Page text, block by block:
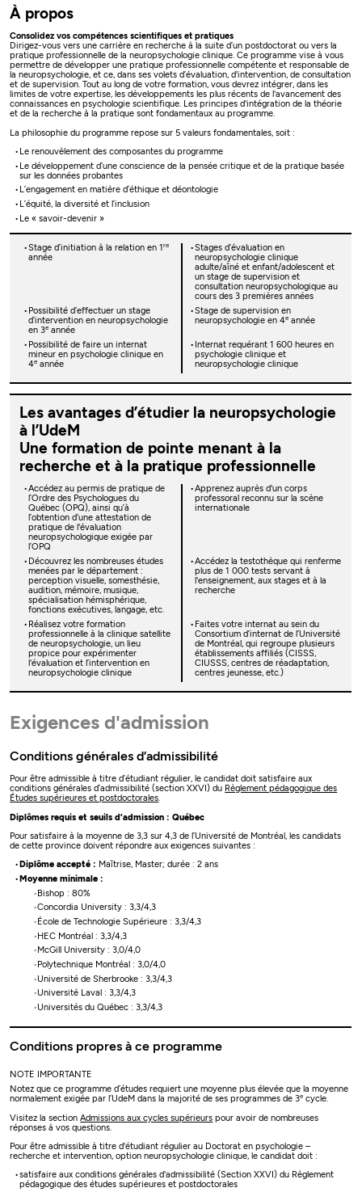
À propos
Consolidez vos compétences scientifiques et pratiques
Dirigez-vous vers une carrière en recherche à la suite d’un postdoctorat ou vers la
pratique professionnelle de la neuropsychologie clinique. Ce programme vise à vous
permettre de développer une pratique professionnelle compétente et responsable de
la neuropsychologie, et ce, dans ses volets d’évaluation, d'intervention, de consultation
et de supervision. Tout au long de votre formation, vous devrez intégrer, dans les
limites de votre expertise, les développements les plus récents de l'avancement des
connaissances en psychologie scientifique. Les principes d'intégration de la théorie
et de la recherche à la pratique sont fondamentaux au programme.
La philosophie du programme repose sur 5 valeurs fondamentales, soit :
Le renouvèlement des composantes du programme
Le développement d’une conscience de la pensée critique et de la pratique basée
sur les données probantes
L’engagement en matière d’éthique et déontologie
L’équité, la diversité et l’inclusion
Le « savoir-devenir »
Stage d’initiation à la relation en 1 re
année
Stages d’évaluation en
neuropsychologie clinique
adulte/aîné et enfant/adolescent et
un stage de supervision et
consultation neuropsychologique au
cours des 3 premières années
Possibilité d’effectuer un stage
d’intervention en neuropsychologie
en 3eannée
Stage de supervision en
neuropsychologie en 4eannée
Possibilité de faire un internat
mineur en psychologie clinique en
4eannée
Internat requérant 1 600 heures en
psychologie clinique et
neuropsychologie clinique
Les avantages d’étudier la neuropsychologie
à l’UdeM
Une formation de pointe menant à la
recherche et à la pratique professionnelle
Accédez au permis de pratique de
l’Ordre des Psychologues du
Québec (OPQ), ainsi qu’à
l’obtention d’une attestation de
pratique de l'évaluation
neuropsychologique exigée par
l’OPQ
Apprenez auprès d'un corps
professoral reconnu sur la scène
internationale
Découvrez les nombreuses études
menées par le département :
perception visuelle, somesthésie,
audition, mémoire, musique,
spécialisation hémisphérique,
fonctions exécutives, langage, etc.
Accédez la testothèque qui renferme
plus de 1 000 tests servant à
l'enseignement, aux stages et à la
recherche
Réalisez votre formation
professionnelle à la clinique satellite
de neuropsychologie, un lieu
propice pour expérimenter
l'évaluation et l’intervention en
neuropsychologie clinique
Faites votre internat au sein du
Consortium d’internat de l’Université
de Montréal, qui regroupe plusieurs
établissements affiliés (CISSS,
CIUSSS, centres de réadaptation,
centres jeunesse, etc.)
Exigences d'admission
Conditions générales d’admissibilité
Pour être admissible à titre d’étudiant régulier, le candidat doit satisfaire aux
conditions générales d’admissibilité (section XXVI) du Règlement pédagogique des
Études supérieures et postdoctorales.
Diplômes requis et seuils d’admission : Québec
Pour satisfaire à la moyenne de 3,3 sur 4,3 de l’Université de Montréal, les candidats
de cette province doivent répondre aux exigences suivantes :
Diplôme accepté : Maîtrise, Master; durée : 2 ans
Moyenne minimale :
Bishop : 80%
Concordia University : 3,3/4,3
École de Technologie Supérieure : 3,3/4,3
HEC Montréal : 3,3/4,3
McGill University : 3,0/4,0
Polytechnique Montréal : 3,0/4,0
Université de Sherbrooke : 3,3/4,3
Université Laval : 3,3/4,3
Universités du Québec : 3,3/4,3
Conditions propres à ce programme
NOTE IMPORTANTE
Notez que ce programme d’études requiert une moyenne plus élevée que la moyenne
normalement exigée par l’UdeM dans la majorité de ses programmes de 3e cycle.
Visitez la sectionAdmissions aux cycles supérieurs pour avoir de nombreuses
réponses à vos questions.
Pour être admissible à titre d'étudiant régulier au Doctorat en psychologie –
recherche et intervention, option neuropsychologie clinique, le candidat doit :
satisfaire aux conditions générales d'admissibilité (Section XXVI) du Règlement
pédagogique des études supérieures et postdoctorales